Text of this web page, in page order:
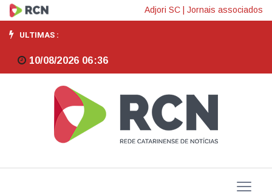
Ciclone
extratropical
traz
temporais,
ventos
Adjori SC Jornais associados
ULTIMAS :
10/08/2026 06:36